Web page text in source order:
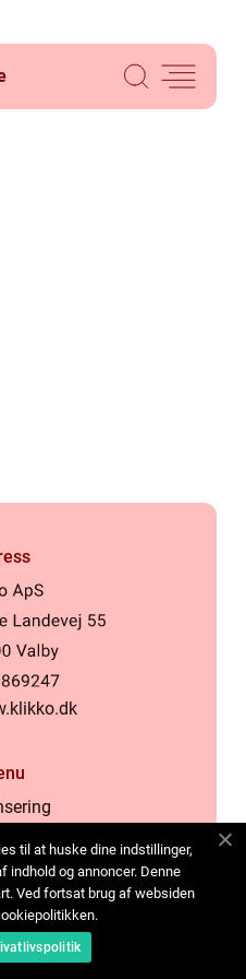
oss
til at huske dine indstillinger,
indhold og annoncer. Denne
Ved fortsat brug af websiden